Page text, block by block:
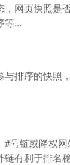
网页快照是
等...
与排序的快照
#号链或降权
有利于排名